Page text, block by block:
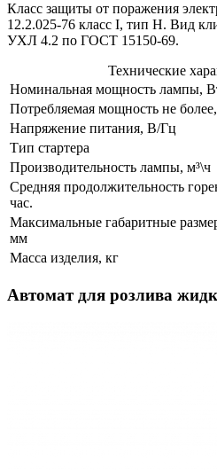
Класс защиты от поражения
12.2.025-76 класс I, тип Н. Вид
УХЛ 4.2 по ГОСТ 15150-69.
Технические
Номинальная мощность лампы,
Потребляемая мощность не
Напряжение питания, В/Гц
Тип стартера
Производительность лампы, м³\ч
Средняя продолжительность
час.
Максимальные габаритные
мм
Масса изделия, кг
Автомат для розлива